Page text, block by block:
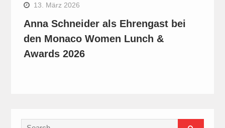
13. März 2026
Anna Schneider als Ehrengast bei
den Monaco Women Lunch &
Awards 2026
Search